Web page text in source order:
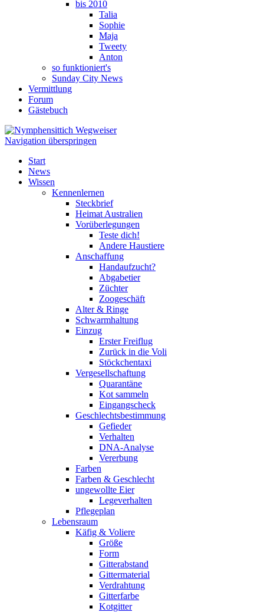
bis 2010
Talia
Sophie
Maja
Tweety
Anton
so funktioniert's
Sunday City News
Vermittlung
Forum
Gästebuch
Navigation überspringen
Start
News
Wissen
Kennenlernen
Steckbrief
Heimat Australien
Vorüberlegungen
Teste dich!
Andere Haustiere
Anschaffung
Handaufzucht?
Abgabetier
Züchter
Zoogeschäft
Alter & Ringe
Schwarmhaltung
Einzug
Erster Freiflug
Zurück in die Voli
Stöckchentaxi
Vergesellschaftung
Quarantäne
Kot sammeln
Eingangscheck
Geschlechtsbestimmung
Gefieder
Verhalten
DNA-Analyse
Vererbung
Farben
Farben & Geschlecht
ungewollte Eier
Legeverhalten
Pflegeplan
Lebensraum
Käfig & Voliere
Größe
Form
Gitterabstand
Gittermaterial
Verdrahtung
Gitterfarbe
Kotgitter